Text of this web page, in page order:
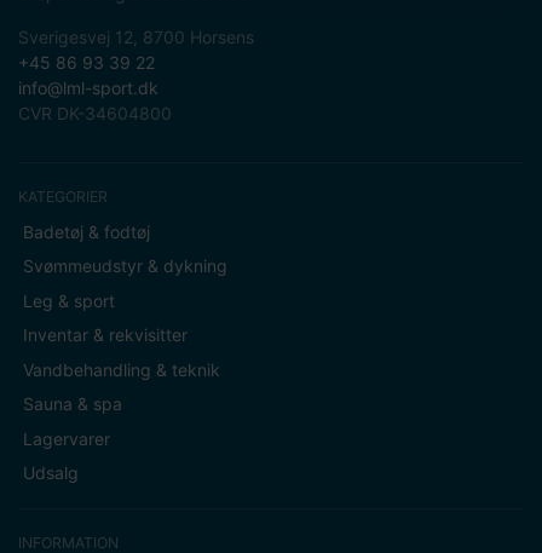
Sverigesvej 12, 8700 Horsens
+45 86 93 39 22
info@lml-sport.dk
CVR DK-34604800
KATEGORIER
Badetøj & fodtøj
Svømmeudstyr & dykning
Leg & sport
Inventar & rekvisitter
Vandbehandling & teknik
Sauna & spa
Lagervarer
Udsalg
INFORMATION